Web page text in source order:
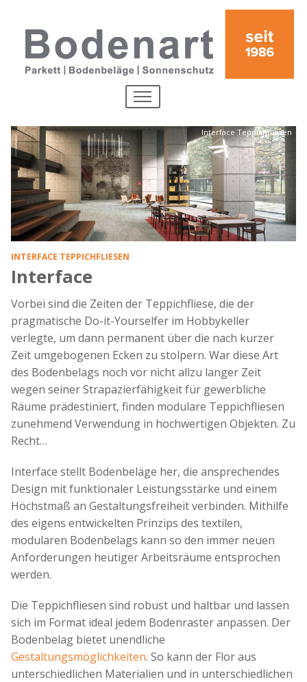
MENU
Interface Teppichfliesen
INTERFACE TEPPICHFLIESEN
Interface
Vorbei sind die Zeiten der Teppichfliese, die der
pragmatische Do-it-Yourselfer im Hobbykeller
verlegte, um dann permanent über die nach kurzer
Zeit umgebogenen Ecken zu stolpern. War diese Art
des Bodenbelags noch vor nicht allzu langer Zeit
wegen seiner Strapazierfähigkeit für gewerbliche
Räume prädestiniert, finden modulare Teppichfliesen
zunehmend Verwendung in hochwertigen Objekten. Zu
Recht…
Interface stellt Bodenbeläge her, die ansprechendes
Design mit funktionaler Leistungsstärke und einem
Höchstmaß an Gestaltungsfreiheit verbinden. Mithilfe
des eigens entwickelten Prinzips des textilen,
modularen Bodenbelags kann so den immer neuen
Anforderungen heutiger Arbeitsräume entsprochen
werden.
Die Teppichfliesen sind robust und haltbar und lassen
sich im Format ideal jedem Bodenraster anpassen. Der
Bodenbelag bietet unendliche
Gestaltungsmöglichkeiten. So kann der Flor aus
unterschiedlichen Materialien und in unterschiedlichen